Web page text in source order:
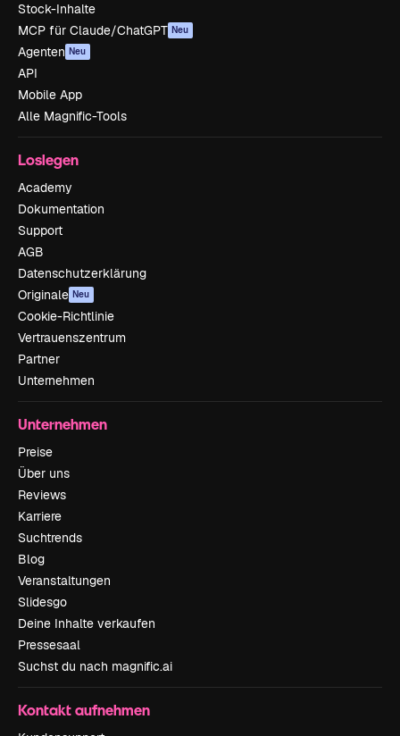
Stock-Inhalte
MCP für Claude/ChatGPT Neu
Agenten Neu
API
Mobile App
Alle Magnific-Tools
Loslegen
Academy
Dokumentation
Support
AGB
Datenschutzerklärung
Originale Neu
Cookie-Richtlinie
Vertrauenszentrum
Partner
Unternehmen
Unternehmen
Preise
Über uns
Reviews
Karriere
Suchtrends
Blog
Veranstaltungen
Slidesgo
Deine Inhalte verkaufen
Pressesaal
Suchst du nach magnific.ai
Kontakt aufnehmen